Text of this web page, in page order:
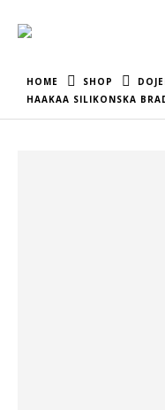
HOME SHOP
HAAKAA SILIKONSKA